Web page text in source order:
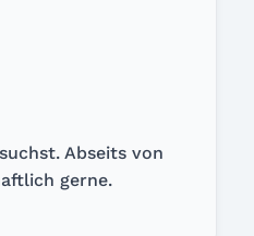
Abseits von
gerne.